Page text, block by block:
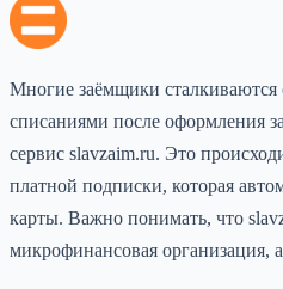
Многие заёмщики
списаниями после оформления
сервис slavzaim.ru. Это
платной подписки, которая
карты. Важно понимать, что
микрофинансовая организация,